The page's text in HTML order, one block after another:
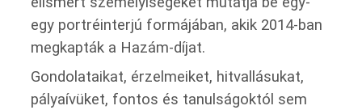
egy portréinterjú formájában, akik 2014-ban
megkapták a Hazám-díjat.
Gondolataikat, érzelmeiket, hitvallásukat,
pályaívüket, fontos és tanulságoktól sem